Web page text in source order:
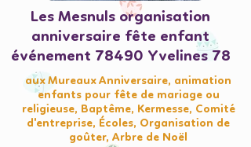
Les Mesnuls organisation
anniversaire fête enfant
événement 78490 Yvelines 78
aux Mureaux Anniversaire, animation
enfants pour fête de mariage ou
religieuse, Baptême, Kermesse, Comité
d'entreprise, Écoles, Organisation de
goûter, Arbre de Noël